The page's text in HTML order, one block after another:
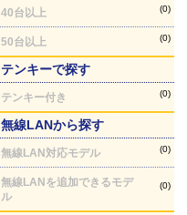
40台以上 (0)
50台以上 (0)
テンキーで探す
テンキー付き (0)
無線LANから探す
無線LAN対応モデル (0)
無線LANを追加できるモデ
ル
(0)